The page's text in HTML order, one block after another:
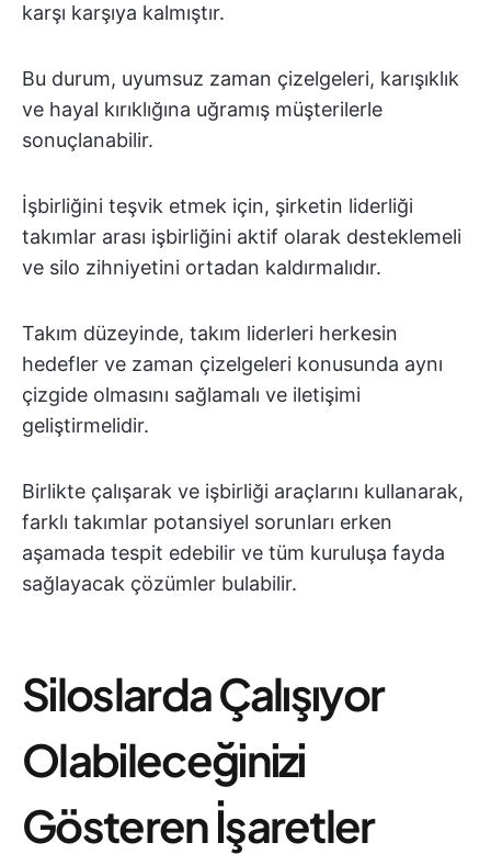
karşı karşıya kalmıştır.
Bu durum, uyumsuz zaman çizelgeleri, karışıklık
ve hayal kırıklığına uğramış müşterilerle
sonuçlanabilir.
İşbirliğini teşvik etmek için, şirketin liderliği
takımlar arası işbirliğini aktif olarak desteklemeli
ve silo zihniyetini ortadan kaldırmalıdır.
Takım düzeyinde, takım liderleri herkesin
hedefler ve zaman çizelgeleri konusunda aynı
çizgide olmasını sağlamalı ve iletişimi
geliştirmelidir.
Birlikte çalışarak ve işbirliği araçlarını kullanarak,
farklı takımlar potansiyel sorunları erken
aşamada tespit edebilir ve tüm kuruluşa fayda
sağlayacak çözümler bulabilir.
Siloslarda Çalışıyor
Olabileceğinizi
Gösteren İşaretler